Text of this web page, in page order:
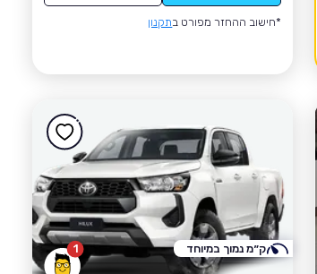
*חישוב ההחזר מפורט בתקנון
1 ק״מ נמוך במיוחד